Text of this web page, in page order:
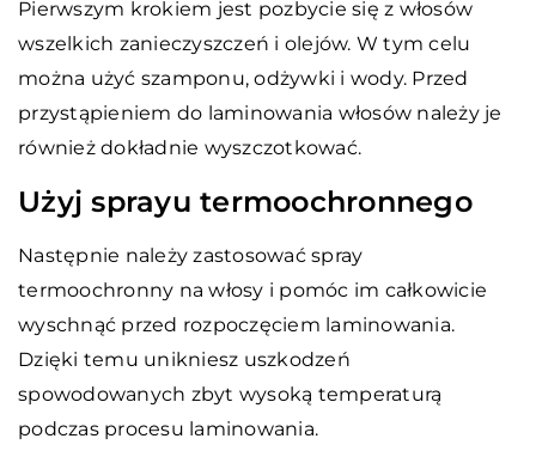
Pierwszym krokiem jest pozbycie się z włosów
wszelkich zanieczyszczeń i olejów. W tym celu
można użyć szamponu, odżywki i wody. Przed
przystąpieniem do laminowania włosów należy je
również dokładnie wyszczotkować.
Użyj sprayu termoochronnego
Następnie należy zastosować spray
termoochronny na włosy i pomóc im całkowicie
wyschnąć przed rozpoczęciem laminowania.
Dzięki temu unikniesz uszkodzeń
spowodowanych zbyt wysoką temperaturą
podczas procesu laminowania.